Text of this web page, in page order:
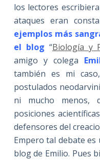
los lectores
ataques eran
ejemplos más
el blog “Biología y
amigo y colega
también es mi
postulados
ni mucho menos,
posiciones
defensores del
Empero tal debate es
blog de Emilio. Pues